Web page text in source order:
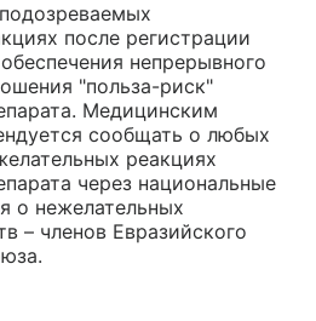
после регистрации
непрерывного
"польза-риск"
Медицинским
сообщать о любых
реакциях
через национальные
о нежелательных
– членов Евразийского